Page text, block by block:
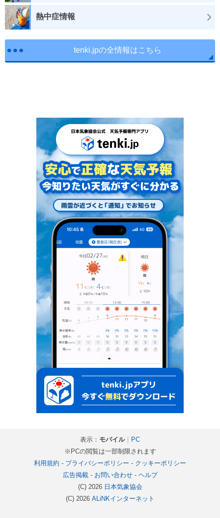
熱中症情報
tenki.jpの全情報はこちら
表示： モバイル｜ PC
※PCの閲覧は一部制限されます
利用規約 - プライバシーポリシー - クッキーポリシー
広告掲載- お問い合わせ- ヘルプ
(C) 2026 日本気象協会
(C) 2026 ALiNKインターネット